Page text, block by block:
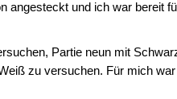
angesteckt und ich war bereit
Partie neun mit
zu versuchen. Für mich